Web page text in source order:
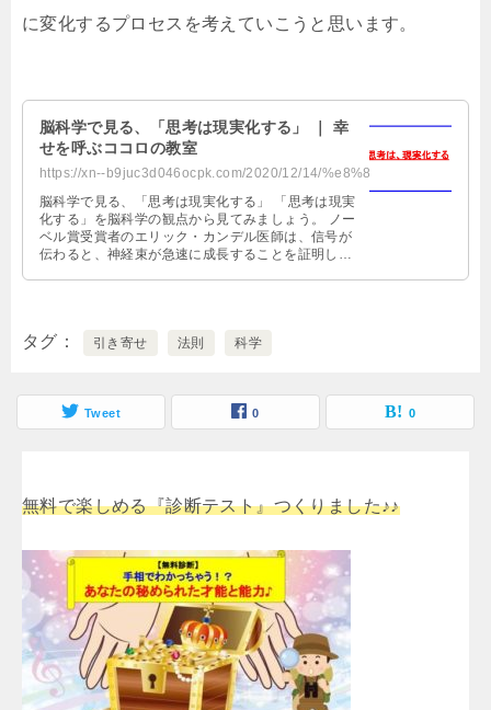
に変化するプロセスを考えていこうと思います。
脳科学で見る、「思考は現実化する」 ｜ 幸
せを呼ぶココロの教室
脳科学で見る、「思考は現実化する」 「思考は現実
化する」を脳科学の観点から見てみましょう。 ノー
ベル賞受賞者のエリック・カンデル医師は、信号が
伝わると、神経束が急速に成長することを証明しま
タグ 引き寄せ 法則 科学
Tweet 0 0
無料で楽しめる『診断テスト』つくりました♪♪